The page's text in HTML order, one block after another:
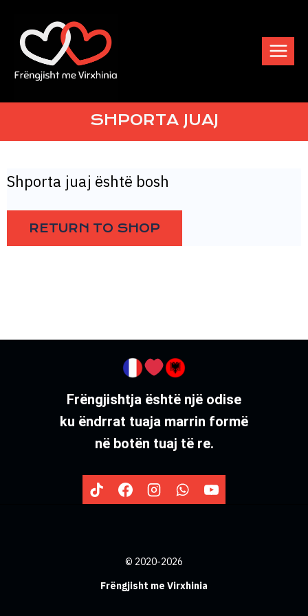
SHPORTA JUAJ
Shporta juaj është bosh
RETURN TO SHOP
Frëngjishtja është një odise
ku ëndrrat tuaja marrin formë
në botën tuaj të re.
© 2020-2026
Frëngjisht me Virxhinia